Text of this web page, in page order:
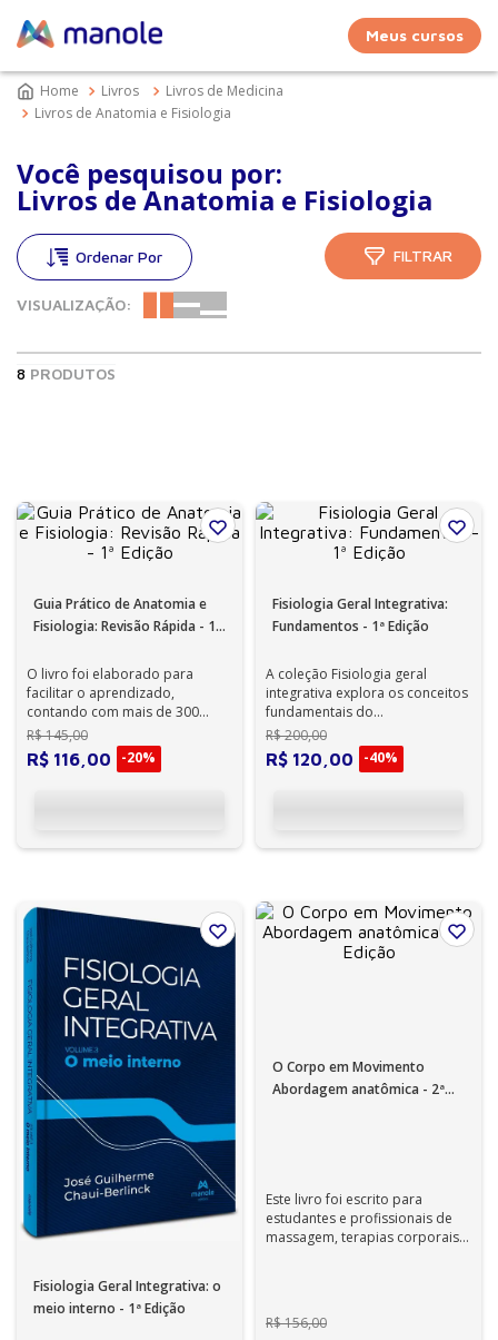
Meus cursos
Livros
Livros de Medicina
Livros de Anatomia e Fisiologia
Você pesquisou por:
Livros de Anatomia e Fisiologia
VISUALIZAÇÃO:
FILTRAR
8 PRODUTOS
Guia Prático de Anatomia e
Fisiologia: Revisão Rápida - 1ª
O livro foi elaborado para
facilitar o aprendizado,
contando com mais de 300
imagens coloridas devidamente
legendadas, a...
R$145,00
R$ 116 00 -20%
Fisiologia Geral Integrativa:
Fundamentos - 1ª Edição
A coleção Fisiologia geral
integrativa explora os conceitos
fundamentais do
funcionamento orgânico tendo
a quantificação...
R$200,00
R$ 120 00 -40%
Fisiologia Geral Integrativa: o
meio interno - 1ª Edição
O Corpo em Movimento
Abordagem anatômica - 2ª
Este livro foi escrito para
estudantes e profissionais de
massagem, terapias corporais,
R$156,00